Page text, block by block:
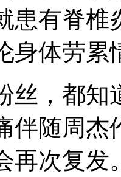
患有脊
身体劳累
丝，都
伴随周杰
再次复发